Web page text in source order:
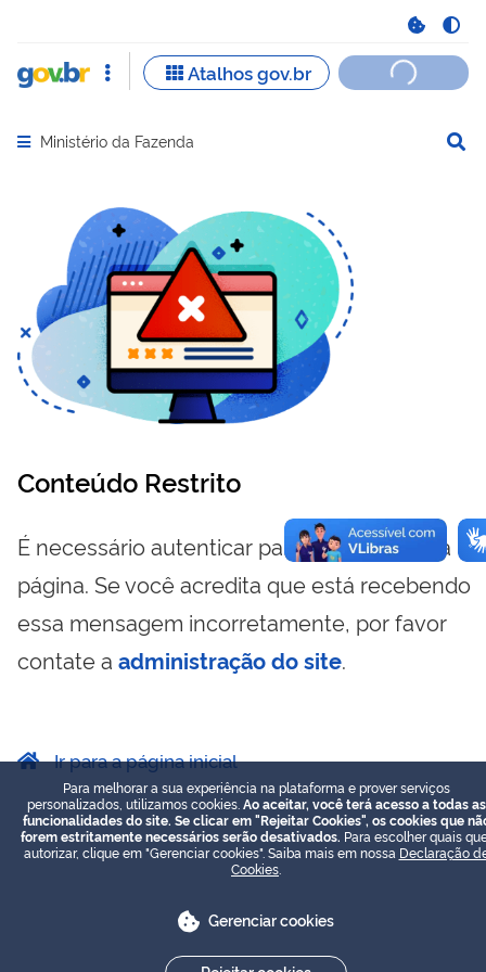
Abrir menu principal de navegação
Ministério da Fazenda
Conteúdo Restrito
É necessário autenticar para visualizar essa
página. Se você acredita que está recebendo
essa mensagem incorretamente, por favor
contate a administração do site.
Ir para a página inicial
Para melhorar a sua experiência na plataforma e prover serviços
personalizados, utilizamos cookies. Ao aceitar, você terá acesso a todas as
funcionalidades do site. Se clicar em "Rejeitar Cookies", os cookies que
forem estritamente necessários serão desativados. Para escolher quais
autorizar, clique em "Gerenciar cookies". Saiba mais em nossa Declaração
Cookies
Gerenciar cookies